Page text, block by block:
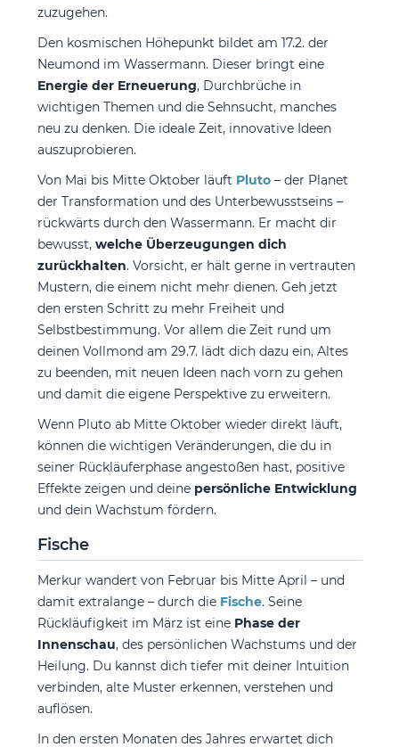
zuzugehen.
Den kosmischen Höhepunkt bildet am 17.2. der
Neumond im Wassermann. Dieser bringt eine
Energie der Erneuerung, Durchbrüche in
wichtigen Themen und die Sehnsucht, manches
neu zu denken. Die ideale Zeit, innovative Ideen
auszuprobieren.
Von Mai bis Mitte Oktober läuft Pluto– der Planet
der Transformation und des Unterbewusstseins –
rückwärts durch den Wassermann. Er macht dir
bewusst, welche Überzeugungen dich
zurückhalten. Vorsicht, er hält gerne in vertrauten
Mustern, die einem nicht mehr dienen. Geh jetzt
den ersten Schritt zu mehr Freiheit und
Selbstbestimmung. Vor allem die Zeit rund um
deinen Vollmond am 29.7. lädt dich dazu ein, Altes
zu beenden, mit neuen Ideen nach vorn zu gehen
und damit die eigene Perspektive zu erweitern.
Wenn Pluto ab Mitte Oktober wieder direkt läuft,
können die wichtigen Veränderungen, die du in
seiner Rückläuferphase angestoßen hast, positive
Effekte zeigen und deine persönliche Entwicklung
und dein Wachstum fördern.
Fische
Merkur wandert von Februar bis Mitte April – und
damit extralange – durch die Fische. Seine
Rückläufigkeit im März ist eine Phase der
Innenschau, des persönlichen Wachstums und der
Heilung. Du kannst dich tiefer mit deiner Intuition
verbinden, alte Muster erkennen, verstehen und
auflösen.
In den ersten Monaten des Jahres erwartet dich